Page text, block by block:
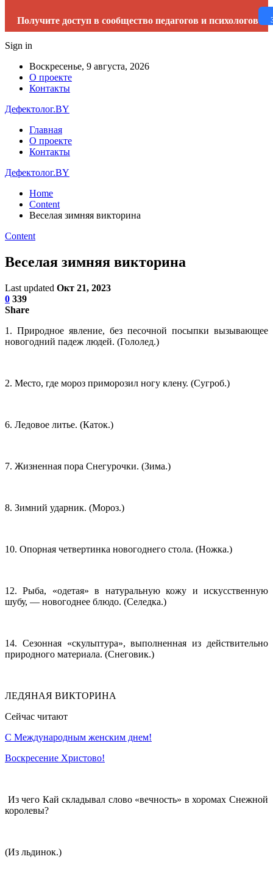
Получите доступ в сообщество педагогов и психологов
Sign in
Воскресенье, 9 августа, 2026
О проекте
Контакты
Дефектолог.BY
Главная
О проекте
Контакты
Дефектолог.BY
Home
Content
Веселая зимняя викторина
Content
Веселая зимняя викторина
Last updated Окт 21, 2023
0 339
Share
1. Природное явление, без песочной посыпки вызывающее
новогодний падеж людей. (Гололед.)
2. Место, где мороз приморозил ногу клену. (Сугроб.)
6. Ледовое литье. (Каток.)
7. Жизненная пора Снегурочки. (Зима.)
8. Зимний ударник. (Мороз.)
10. Опорная четвертинка новогоднего стола. (Ножка.)
12. Рыба, «одетая» в натуральную кожу и искусственную
шубу, — новогоднее блюдо. (Селедка.)
14. Сезонная «скульптура», выполненная из действительно
природного материала. (Снеговик.)
ЛЕДЯНАЯ ВИКТОРИНА
Сейчас читают
С Международным женским днем!
Воскресение Xристово!
Из чего Кай складывал слово «вечность» в хоромах Снежной
королевы?
(Из льдинок.)